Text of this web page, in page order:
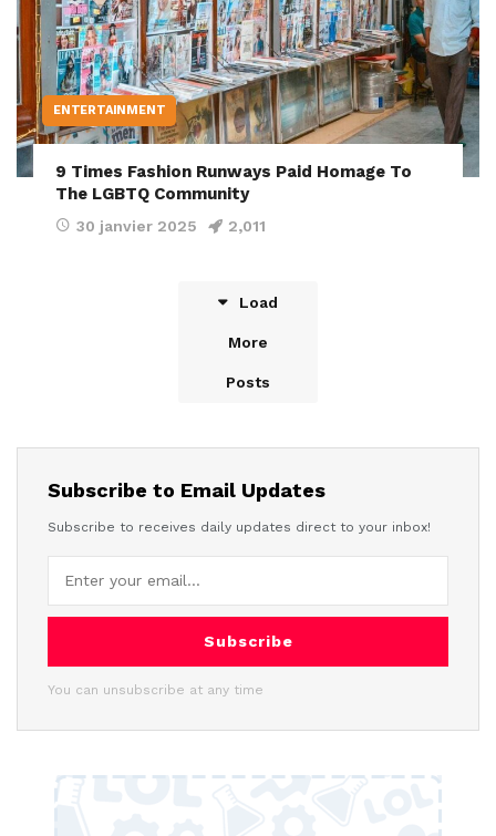
ENTERTAINMENT
9 Times Fashion Runways Paid Homage To
The LGBTQ Community
30 janvier 2025 2,011
Load
More
Posts
Subscribe to Email Updates
Subscribe to receives daily updates direct to your inbox!
Subscribe
You can unsubscribe at any time